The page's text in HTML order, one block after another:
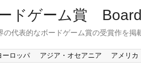
ドゲーム賞
の代表的なボードゲーム賞の受賞作を掲
ーロッパ アジア・オセアニア アメリカ